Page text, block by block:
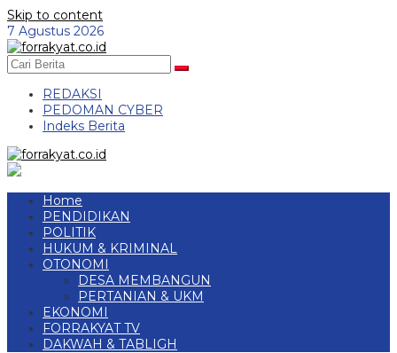
Skip to content
7 Agustus 2026
REDAKSI
PEDOMAN CYBER
Indeks Berita
Home
PENDIDIKAN
POLITIK
HUKUM & KRIMINAL
OTONOMI
DESA MEMBANGUN
PERTANIAN & UKM
EKONOMI
FORRAKYAT TV
DAKWAH & TABLIGH